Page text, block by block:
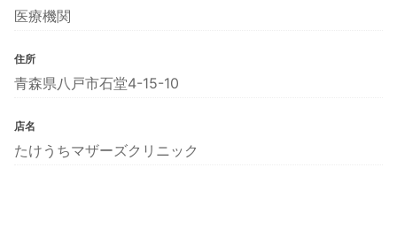
医療機関
住所
青森県八戸市石堂4-15-10
店名
たけうちマザーズクリニック